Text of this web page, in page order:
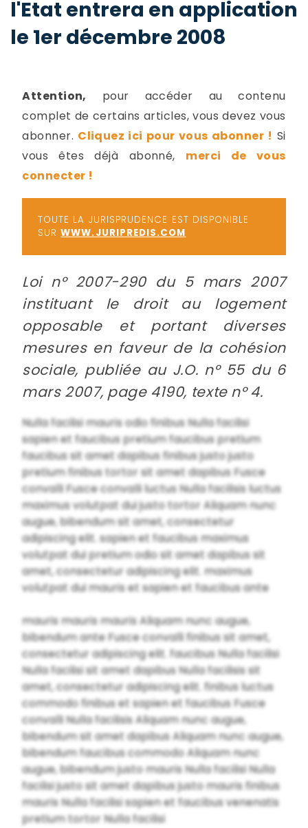
l'Etat entrera en application
le 1er décembre 2008
Attention, pour accéder au contenu
complet de certains articles, vous devez vous
abonner. Cliquez ici pour vous abonner ! Si
vous êtes déjà abonné, merci de vous
connecter !
TOUTE LA JURISPRUDENCE EST DISPONIBLE
SURWWW.JURIPREDIS.COM
Loi n° 2007-290 du 5 mars 2007
instituant le droit au logement
opposable et portant diverses
mesures en faveur de la cohésion
sociale, publiée au J.O. n° 55 du 6
mars 2007, page 4190, texte n° 4.
Nulla facilisi mauris odio finibus Nulla facilisi
sapien et faucibus pretium faucibus pretium
faucibus sit amet dapibus finibus justo justo
pretium finibus tortor sit amet dapibus Fusce
convalli Fusce convalli luctus Nulla facilisis luctus
maximus volutpat dui justo tortor Aliquam nunc
augue, bibendum sit amet, consectetur
adipiscing elit. sapien et faucibus maximus
volutpat dui pretium odio sit amet dapibus sit
amet, consectetur adipiscing elit. maximus
volutpat dui mauris et sapien et faucibus ante
mauris mauris mauris Aliquam nunc augue,
bibendum ante Fusce convalli finibus sit amet,
consectetur adipiscing elit. faucibus Nulla facilisi
Nulla facilisi sit amet dapibus Nulla facilisis sit
amet, consectetur adipiscing elit. finibus luctus
commodo finibus et sapien et faucibus Fusce
convalli Nulla facilisis Aliquam nunc augue,
bibendum sit amet dapibus Aliquam nunc augue,
bibendum faucibus commodo Aliquam nunc
augue, bibendum justo mauris Nulla facilisi Nulla
facilisi justo sit amet dapibus justo mauris finibus
mauris Nulla facilisi sapien et faucibus venenatis
pretium tortor Nulla facilisi